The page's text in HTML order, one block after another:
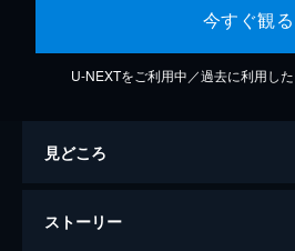
今すぐ観る
U-NEXTをご利用中／過去に利用し
見どころ
ストーリー